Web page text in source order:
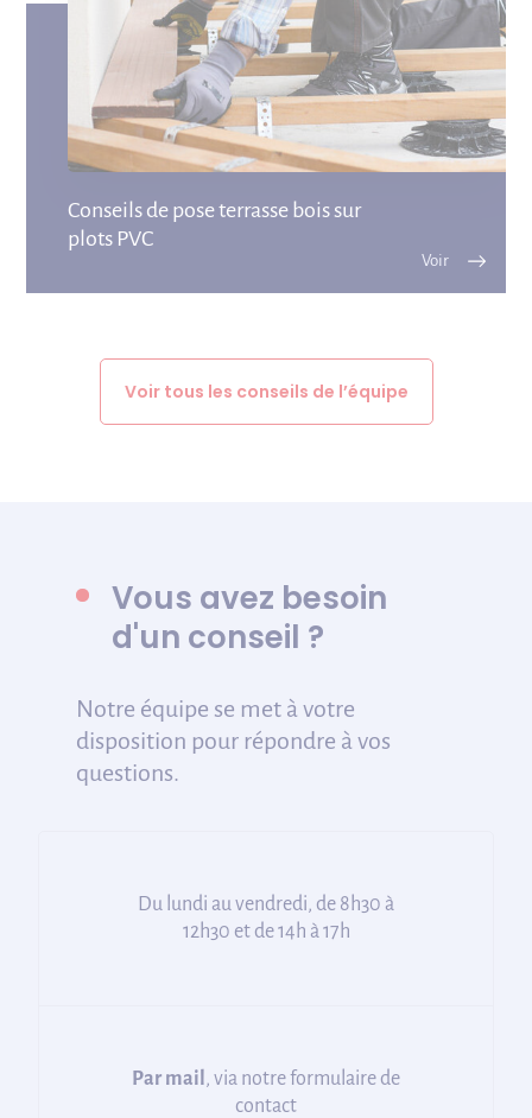
Conseils de pose terrasse bois sur
plots PVC
Voir tous les conseils de l’équipe
Vous avez besoin
d'un conseil ?
Notre équipe se met à votre
disposition pour répondre à vos
questions.
Du lundi au vendredi, de 8h30 à
12h30 et de 14h à 17h
Par mail , via notre formulaire de
contact